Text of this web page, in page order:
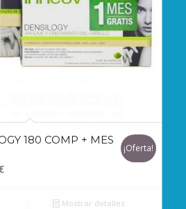
180 COMP + MES
El
¡Oferta!
Mostrar detalles